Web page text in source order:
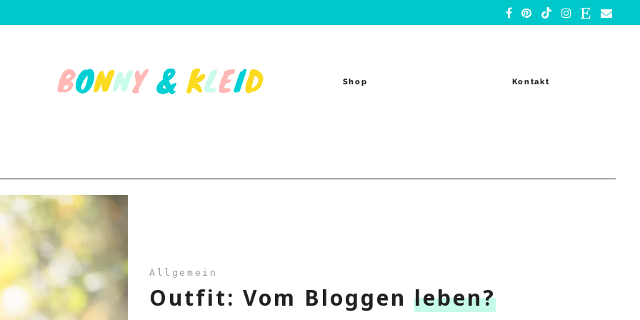
Shop Kontakt
Allgemein
Outfit: Vom Bloggen leben?